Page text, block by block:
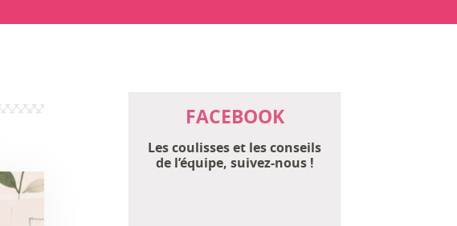
FACEBOOK
Les coulisses et les conseils
de l’équipe, suivez-nous !